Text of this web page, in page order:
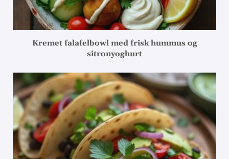
Kremet falafelbowl med frisk hummus og
sitronyoghurt